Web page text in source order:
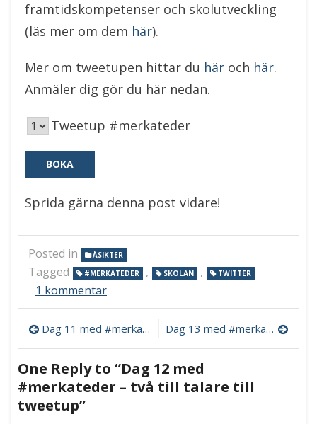
framtidskompetenser och skolutveckling
(läs mer om dem här).
Mer om tweetupen hittar du här och här.
Anmäler dig gör du här nedan.
Tweetup #merkateder
Sprida gärna denna post vidare!
Posted in ÅSIKTER
Tagged #MERKATEDER , SKOLAN , TWITTER
1 kommentartill
med
#merkateder
två
till
Inläggsnavigering
Dag 11 med #merkateder – dags för visioner! Dag 13 med #merkateder – talare nr 5 klar!
One Reply to “Dag 12 med
#merkateder – två till talare till
tweetup”